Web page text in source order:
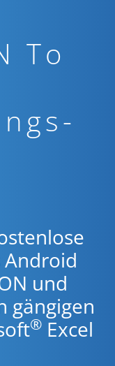
To
und
gängigen
® Excel